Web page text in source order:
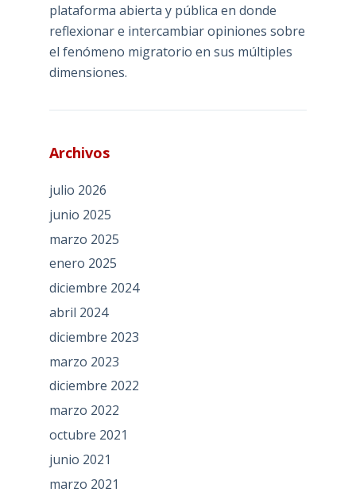
plataforma abierta y pública en donde
reflexionar e intercambiar opiniones sobre
el fenómeno migratorio en sus múltiples
dimensiones.
Archivos
julio 2026
junio 2025
marzo 2025
enero 2025
diciembre 2024
abril 2024
diciembre 2023
marzo 2023
diciembre 2022
marzo 2022
octubre 2021
junio 2021
marzo 2021